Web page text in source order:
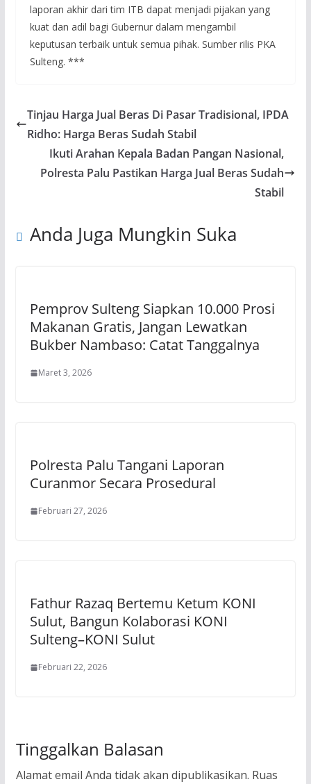
laporan akhir dari tim ITB dapat menjadi pijakan yang
kuat dan adil bagi Gubernur dalam mengambil
keputusan terbaik untuk semua pihak. Sumber rilis PKA
Sulteng. ***
Tinjau Harga Jual Beras Di Pasar Tradisional, IPDA
Ridho: Harga Beras Sudah Stabil
Ikuti Arahan Kepala Badan Pangan Nasional,
Polresta Palu Pastikan Harga Jual Beras Sudah
Stabil
Anda Juga Mungkin Suka
Pemprov Sulteng Siapkan 10.000 Prosi
Makanan Gratis, Jangan Lewatkan
Bukber Nambaso: Catat Tanggalnya
Maret 3, 2026
Polresta Palu Tangani Laporan
Curanmor Secara Prosedural
Februari 27, 2026
Fathur Razaq Bertemu Ketum KONI
Sulut, Bangun Kolaborasi KONI
Sulteng–KONI Sulut
Februari 22, 2026
Tinggalkan Balasan
Alamat email Anda tidak akan dipublikasikan. Ruas